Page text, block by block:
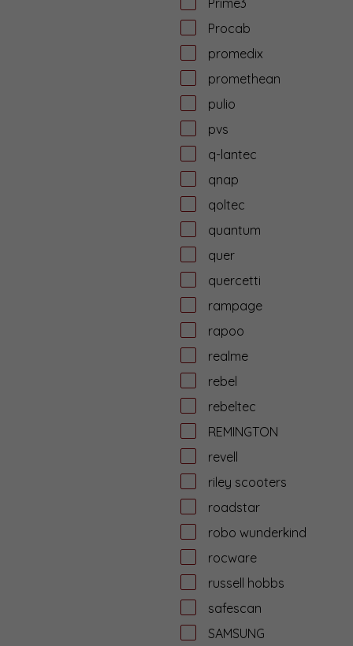
Prime3
Procab
promedix
promethean
pulio
pvs
q-lantec
qnap
qoltec
quantum
quer
quercetti
rampage
rapoo
realme
rebel
rebeltec
REMINGTON
revell
riley scooters
roadstar
robo wunderkind
rocware
russell hobbs
safescan
SAMSUNG